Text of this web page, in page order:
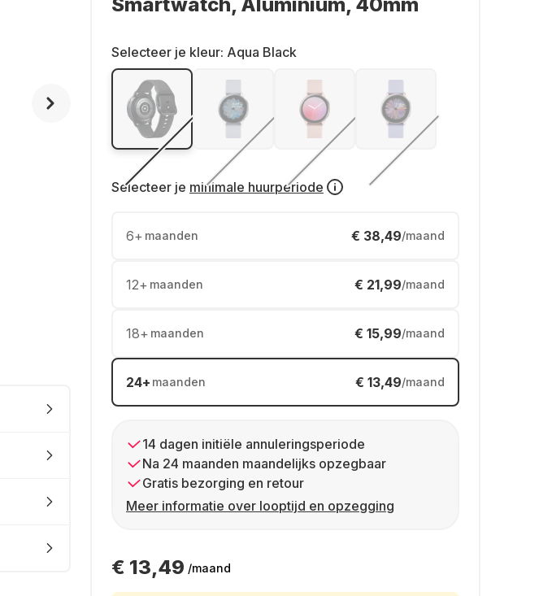
Selecteer je kleur: Aqua Black
Selecteer je minimale huurperiode
6+ maanden € 38,49/maand
12+ maanden € 21,99/maand
18+ maanden € 15,99/maand
24+ maanden € 13,49/maand
14 dagen initiële annuleringsperiode
Na 24 maanden maandelijks opzegbaar
Gratis bezorging en retour
Meer informatie over looptijd en opzegging
€ 13,49 /maand